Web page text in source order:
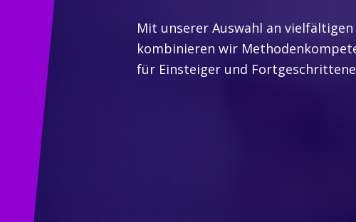
Mit unserer Auswahl an
kombinieren wir
für Einsteiger und